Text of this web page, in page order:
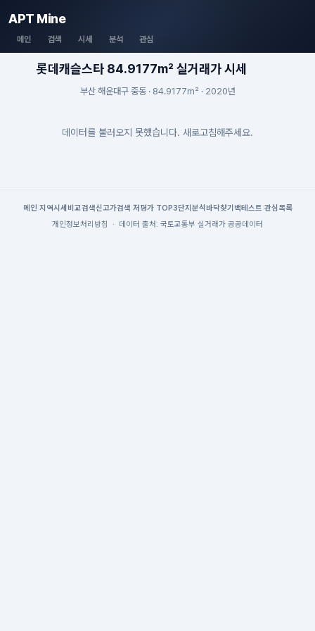
APT Mine
메인 검색 시세 분석 관심
롯데캐슬스타 84.9177m² 실거래가 시세
부산 해운대구 중동 · 84.9177m² · 2020년
데이터를 불러오지 못했습니다. 새로고침해주세요.
메인| 지역시세 비교검색신고가검색 저평가 TOP3단지분석 바닥찾기 백테스트 관심목록
개인정보처리방침
· 데이터 출처: 국토교통부 실거래가 공공데이터